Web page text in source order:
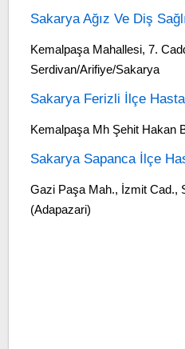
Sakarya Ağız Ve Diş
Kemalpaşa Mahallesi, 7.
Serdivan/Arifiye/Sakarya
Sakarya Ferizli İlçe
Kemalpaşa Mh Şehit Hakan
Sakarya Sapanca İlçe
Gazi Paşa Mah., İzmit Cad.,
(Adapazari)